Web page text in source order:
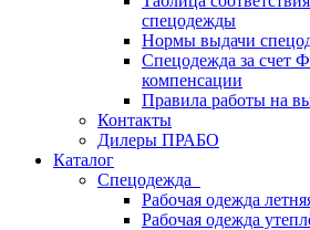
спецодежды
Нормы выдачи
Спецодежда за счет
компенсации
Правила работы на
Контакты
Дилеры ПРАБО
Каталог
Спецодежда
Рабочая одежда
Рабочая одежда